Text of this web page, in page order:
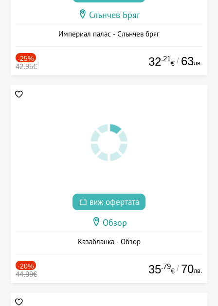
Слънчев Бряг
Империал палас - Слънчев бряг
-25%
42.95€ 32.21
€ / 63лв.
виж офертата
Обзор
Казабланка - Обзор
-20%
44.99€ 35.79
€ / 70лв.